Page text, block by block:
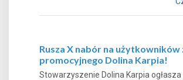
Rusza X nabór na użytkowników
promocyjnego Dolina Karpia!
Stowarzyszenie Dolina Karpia ogłasza